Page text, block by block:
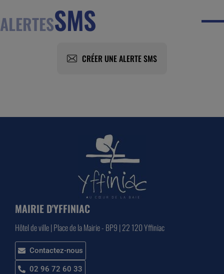
ALERTESSMS
CRÉER UNE ALERTE SMS
MAIRIE D'YFFINIAC
Hôtel de ville | Place de la Mairie - BP9 | 22 120 Yffiniac
Contactez-nous
02 96 72 60 33